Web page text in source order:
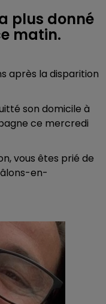
plus donné
matin.
après la disparition
son domicile à
ce mercredi
vous êtes prié de
en-